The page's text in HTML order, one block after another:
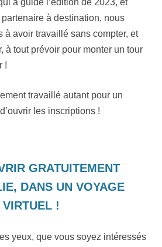
a guidé l’édition de 2023, et
à destination, nous
à avoir travaillé sans compter, et
tout prévoir pour monter un tour
!
travaillé autant pour un
les inscriptions !
GRATUITEMENT
DANS UN VOYAGE
VIRTUEL !
yeux, que vous soyez intéressés